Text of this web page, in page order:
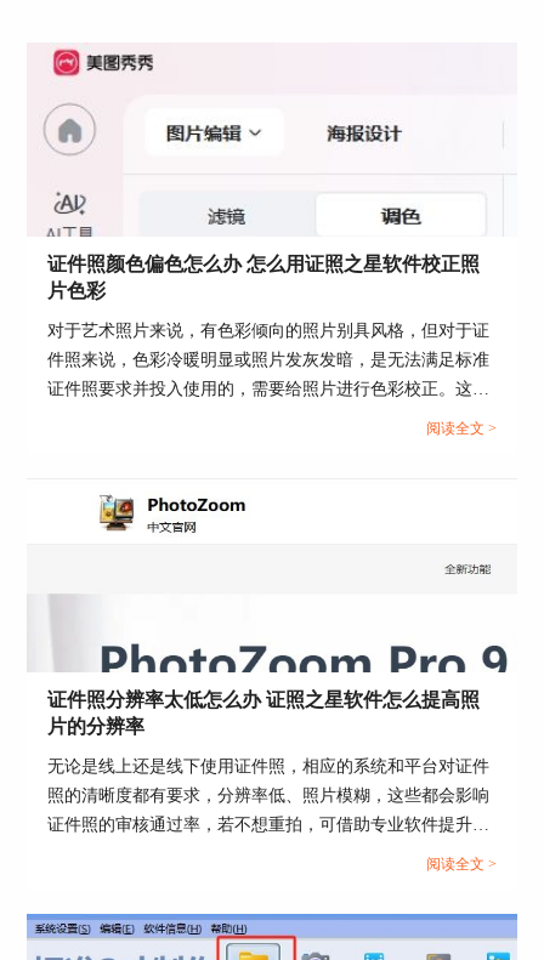
右侧有魔术擦和画笔工具，可以清除前景和背景之
选项，可以局部放大便于更细致勾勒边缘。然后点
击“处理”选项。
背景换色就完成了。
证件照颜色偏色怎么办 怎么用证照之星软件校正照
片色彩
对于艺术照片来说，有色彩倾向的照片别具风格，但对于证
件照来说，色彩冷暖明显或照片发灰发暗，是无法满足标准
证件照要求并投入使用的，需要给照片进行色彩校正。这篇
文章就告诉大家证件照颜色偏色怎么办，怎么用证照之星软
阅读全文 >
证件照分辨率太低怎么办 证照之星软件怎么提高照
片的分辨率
无论是线上还是线下使用证件照，相应的系统和平台对证件
照的清晰度都有要求，分辨率低、照片模糊，这些都会影响
证件照的审核通过率，若不想重拍，可借助专业软件提升分
辨率。这篇文章就告诉大家证件照分辨率太低怎么办，证照
阅读全文 >